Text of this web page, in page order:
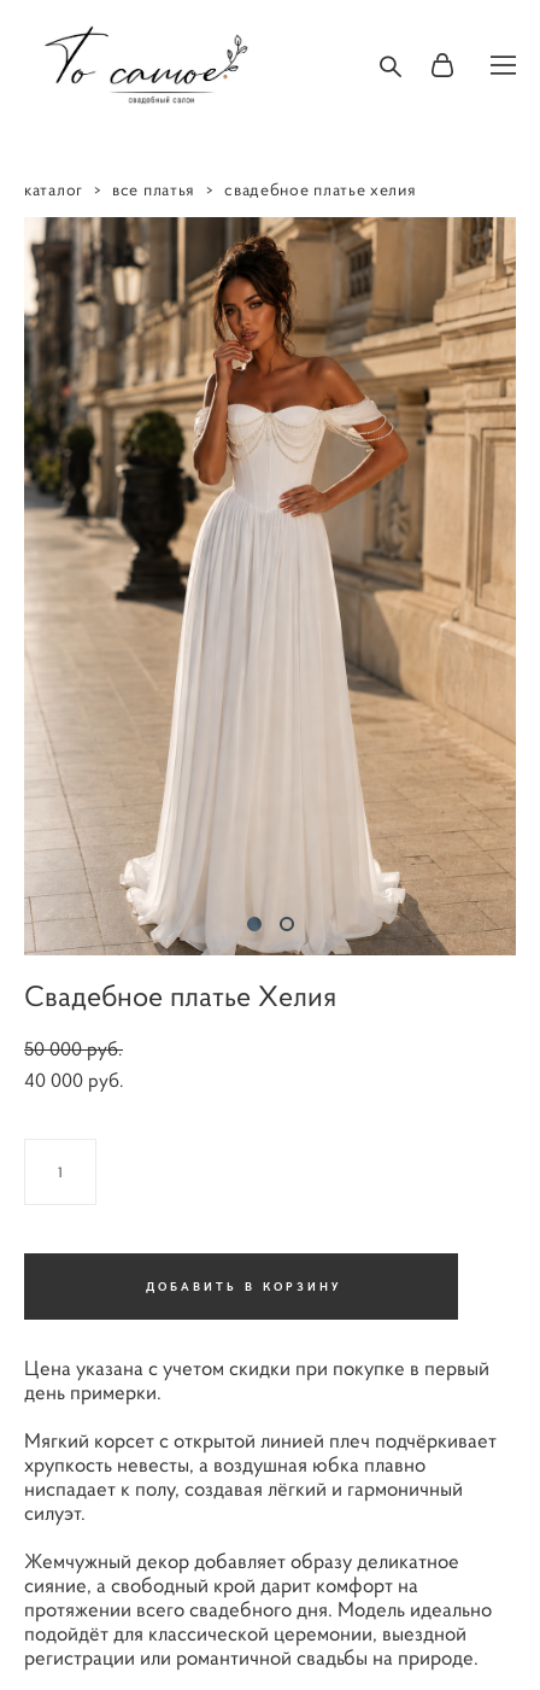
каталог > все платья > свадебное платье хелия
Свадебное платье Хелия
50 000 pуб.
40 000 pуб.
ДОБАВИТЬ В КОРЗИНУ
Цена указана с учетом скидки при покупке в первый
день примерки.
Мягкий корсет с открытой линией плеч подчёркивает
хрупкость невесты, а воздушная юбка плавно
ниспадает к полу, создавая лёгкий и гармоничный
силуэт.
Жемчужный декор добавляет образу деликатное
сияние, а свободный крой дарит комфорт на
протяжении всего свадебного дня. Модель идеально
подойдёт для классической церемонии, выездной
регистрации или романтичной свадьбы на природе.